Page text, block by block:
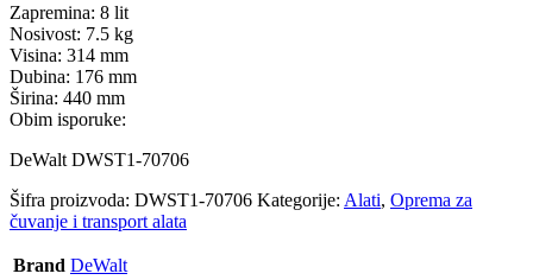
Zapremina: 8 lit
Nosivost: 7.5 kg
Visina: 314 mm
Dubina: 176 mm
Širina: 440 mm
Obim isporuke:
DeWalt DWST1-70706
Šifra proizvoda: DWST1-70706 Kategorije: Alati, Oprema za
čuvanje i transport alata
Brand DeWalt